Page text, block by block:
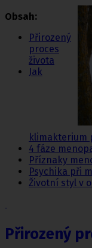
Obsah:​
Přirozený
proces
života
Jak
klimakterium
4 fáze
Příznaky
Psychika při
Životní styl v
Přirozený